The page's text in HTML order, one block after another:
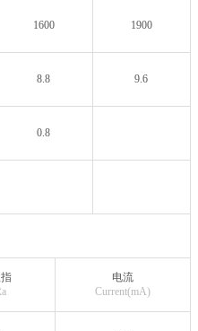
1600 1900
8.8 9.6
0.8
电流
Current(mA)